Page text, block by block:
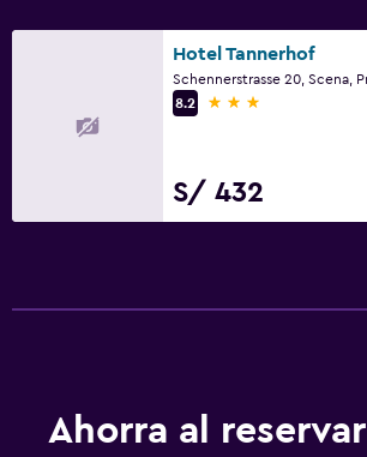
Hotel Tannerhof
8.2
3 estrellas
S/ 432
Ahorra al reservar